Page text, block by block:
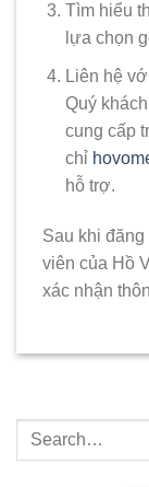
Tìm hiểu
lựa chọn
Liên hệ
Quý
cung cấp
chỉ
hỗ trợ.
Sau khi
viên của Hồ
xác nhận